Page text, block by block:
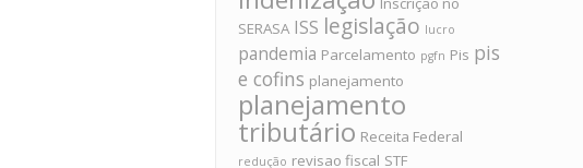
SERASA ISS legislação lucro
pandemia Parcelamento pgfn Pis pis
e cofins planejamento
planejamento
tributário Receita Federal
redução revisao fiscal STF